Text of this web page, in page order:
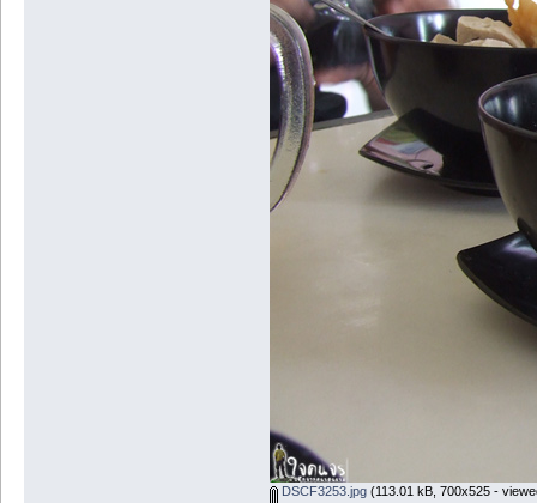
DSCF3253.jpg(113.01 kB, 700x525 -